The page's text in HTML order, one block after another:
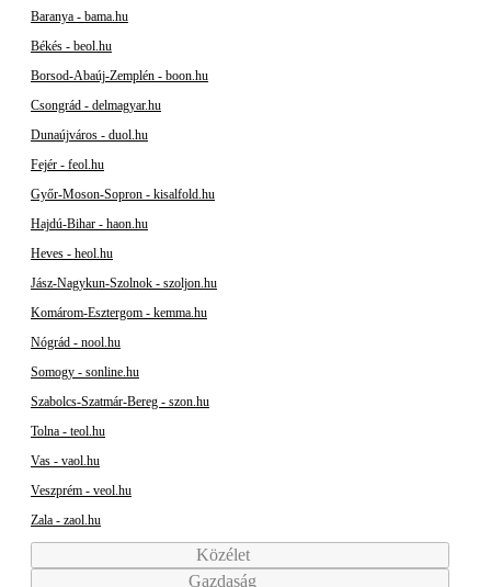
Baranya - bama.hu
Békés - beol.hu
Borsod-Abaúj-Zemplén - boon.hu
Csongrád - delmagyar.hu
Dunaújváros - duol.hu
Fejér - feol.hu
Győr-Moson-Sopron - kisalfold.hu
Hajdú-Bihar - haon.hu
Heves - heol.hu
Jász-Nagykun-Szolnok - szoljon.hu
Komárom-Esztergom - kemma.hu
Nógrád - nool.hu
Somogy - sonline.hu
Szabolcs-Szatmár-Bereg - szon.hu
Tolna - teol.hu
Vas - vaol.hu
Veszprém - veol.hu
Zala - zaol.hu
Közélet
Gazdaság